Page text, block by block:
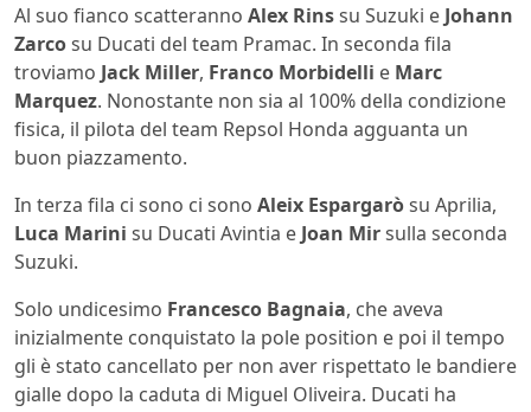
Al suo fianco scatteranno Alex Rinssu Suzuki e Johann
Zarcosu Ducati del team Pramac. In seconda fila
troviamo Jack Miller, Franco Morbidelli e Marc
Marquez. Nonostante non sia al 100% della condizione
fisica, il pilota del team Repsol Honda agguanta un
buon piazzamento.
In terza fila ci sono ci sono Aleix Espargaròsu Aprilia,
Luca Marini su Ducati Avintia e Joan Mirsulla seconda
Suzuki.
Solo undicesimo Francesco Bagnaia, che aveva
inizialmente conquistato la pole position e poi il tempo
gli è stato cancellato per non aver rispettato le bandiere
gialle dopo la caduta di Miguel Oliveira. Ducati ha